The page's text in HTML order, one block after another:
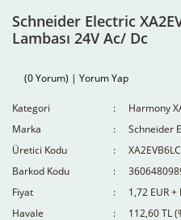
Schneider Electric
Lambası 24V Ac/ Dc
(0 Yorum) | Yorum Yap
Kategori
Harmony
Marka
Schneider
Üretici Kodu
XA2EVB6LC
Barkod Kodu
Fiyat
1,72 EUR +
Havale
112,60 TL